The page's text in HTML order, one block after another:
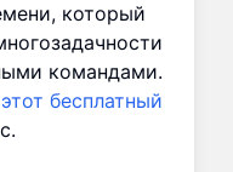
который
командами.
этот бесплатный